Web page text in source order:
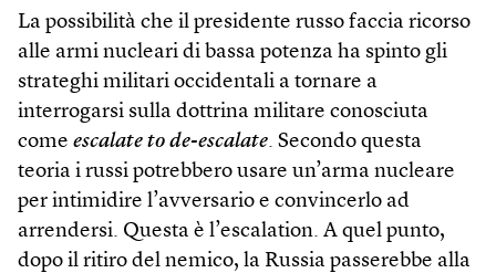
La possibilità che il presidente russo faccia ricorso
alle armi nucleari di bassa potenza ha spinto gli
strateghi militari occidentali a tornare a
interrogarsi sulla dottrina militare conosciuta
come escalate to de-escalate. Secondo questa
teoria i russi potrebbero usare un’arma nucleare
per intimidire l’avversario e convincerlo ad
arrendersi. Questa è l’escalation. A quel punto,
dopo il ritiro del nemico, la Russia passerebbe alla